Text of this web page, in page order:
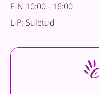
E-N 10:00 - 16:00
L-P: Suletud